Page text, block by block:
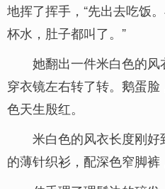
地挥了挥手，“先出去吃饭
杯水，肚子都叫了。”
她翻出一件米白色的
穿衣镜左右转了转。鹅蛋
色天生殷红。
米白色的风衣长度刚
的薄针织衫，配深色窄脚裤